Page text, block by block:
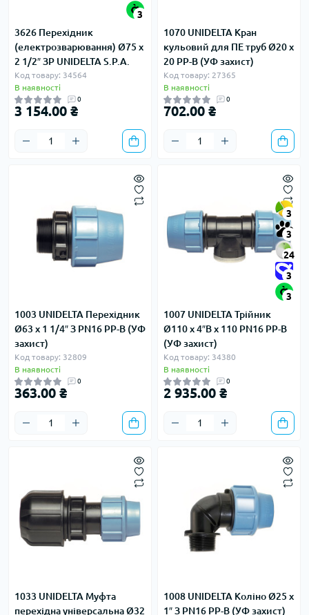
3
3626 Перехідник
(електрозварювання) Ø75 x
2 1/2″ ЗР UNIDELTA S.P.A.
Код товару: 34564
В наявності
0
3 154.00 ₴
1070 UNIDELTA Кран
кульовий для ПЕ труб Ø20 x
20 PP-B (УФ захист)
Код товару: 27365
В наявності
0
702.00 ₴
1003 UNIDELTA Перехідник
Ø63 х 1 1/4″ З PN16 PP-B (УФ
захист)
Код товару: 32809
В наявності
0
363.00 ₴
3
3
24
3
3
1007 UNIDELTA Трійник
Ø110 х 4″В х 110 PN16 PP-B
(УФ захист)
Код товару: 34380
В наявності
0
2 935.00 ₴
1033 UNIDELTA Муфта
перехідна універсальна Ø32
1008 UNIDELTA Коліно Ø25 х
1″ З PN16 PP-B (УФ захист)